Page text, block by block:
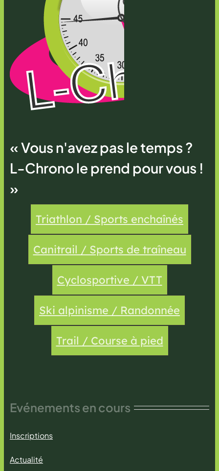
« Vous n'avez pas le temps ?
L-Chrono le prend pour vous !
»
Triathlon / Sports enchaînés
Canitrail / Sports de traîneau
Cyclosportive / VTT
Ski alpinisme / Randonnée
Trail / Course à pied
Evénements en cours
Inscriptions
Actualité